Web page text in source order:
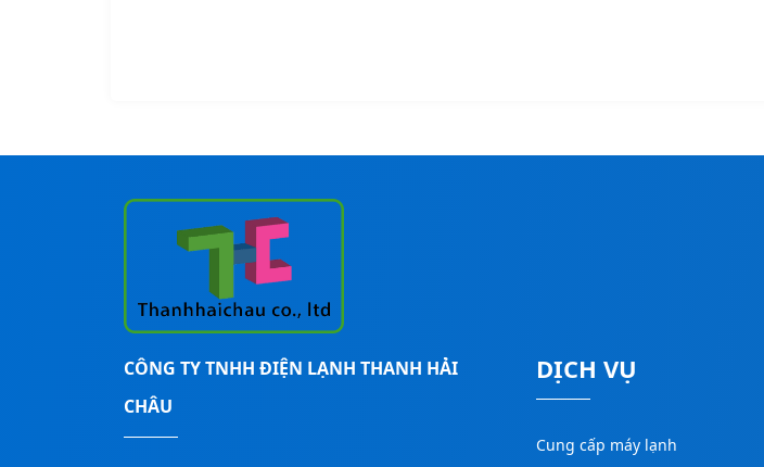
CÔNG TY TNHH ĐIỆN LẠNH THANH HẢI
CHÂU
DỊCH VỤ
Cung cấp máy lạnh